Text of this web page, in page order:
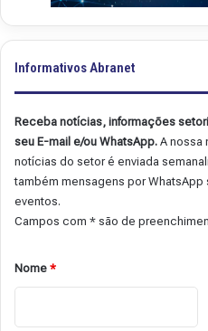
Informativos Abranet
Receba notícias, informações
seu E-mail e/ou WhatsApp. A nossa
notícias do setor é enviada
também mensagens por
eventos.
Campos com * são de
Nome *